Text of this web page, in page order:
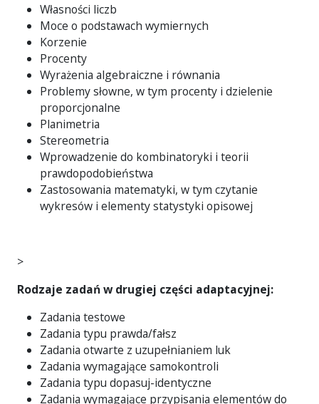
Własności liczb
Moce o podstawach wymiernych
Korzenie
Procenty
Wyrażenia algebraiczne i równania
Problemy słowne, w tym procenty i dzielenie
proporcjonalne
Planimetria
Stereometria
Wprowadzenie do kombinatoryki i teorii
prawdopodobieństwa
Zastosowania matematyki, w tym czytanie
wykresów i elementy statystyki opisowej
>
Rodzaje zadań w drugiej części adaptacyjnej:
Zadania testowe
Zadania typu prawda/fałsz
Zadania otwarte z uzupełnianiem luk
Zadania wymagające samokontroli
Zadania typu dopasuj-identyczne
Zadania wymagające przypisania elementów do